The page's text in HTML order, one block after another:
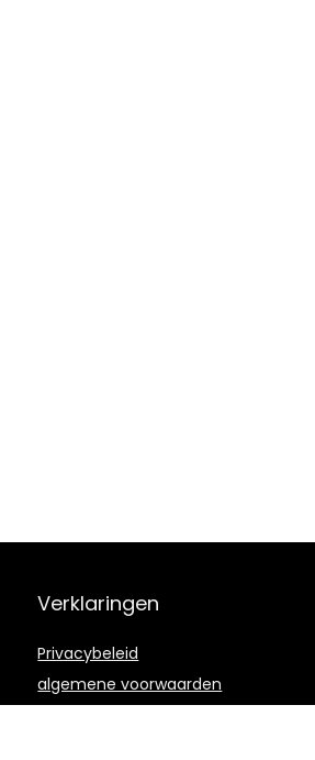
Verklaringen
Privacybeleid
algemene voorwaarden